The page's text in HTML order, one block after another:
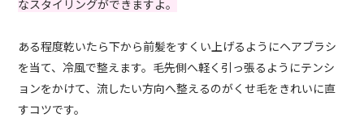
なスタイリングができますよ。
ある程度乾いたら下から前髪をすくい上げるようにヘアブラシ
を当て、冷風で整えます。毛先側へ軽く引っ張るようにテンシ
ョンをかけて、流したい方向へ整えるのがくせ毛をきれいに直
すコツです。